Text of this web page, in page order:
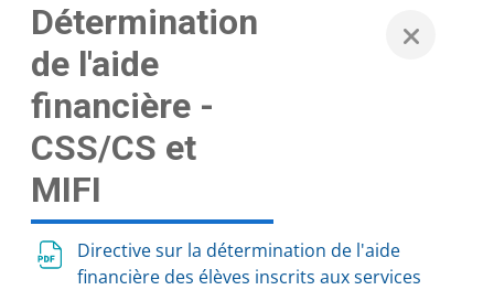
Détermination
de l'aide
financière -
CSS/CS et
MIFI
Directive sur la détermination de l'aide
financière des élèves inscrits aux services